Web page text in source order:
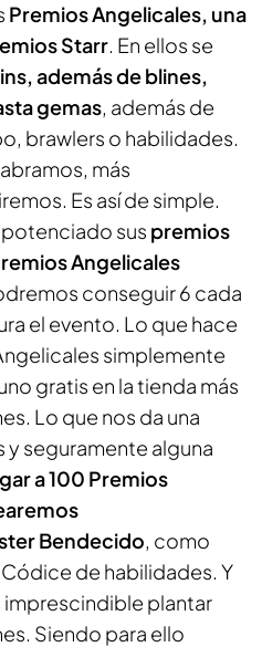
Premios Angelicales, una
Starr. En ellos se
además de blines,
gemas, además de
brawlers o habilidades.
más
Es así de simple.
potenciado sus premios
Angelicales
conseguir 6 cada
el evento. Lo que hace
simplemente
gratis en la tienda más
Lo que nos da una
seguramente alguna
a 100 Premios
Bendecido, como
de habilidades. Y
imprescindible plantar
Siendo para ello